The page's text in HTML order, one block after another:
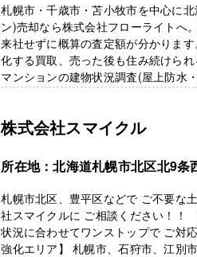
札幌市・千歳市・苫小牧市を中心に
ン)売却なら株式会社フローライトへ
来社せずに概算の査定額が分かりま
化する買取、売った後も住み続けら
マンションの建物状況調査(屋上防水
株式会社スマイクル
所在地：北海道札幌市北区北9条
札幌市北区、豊平区などで ご不要な
社スマイクルに ご相談ください！
状況に合わせてワンストップで ご対
強化エリア】 札幌市、石狩市、江別